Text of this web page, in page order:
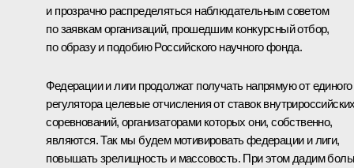
и прозрачно распределяться наблюдательным советом
по заявкам организаций, прошедшим конкурсный отбор,
по образу и подобию Российского научного фонда.
Федерации и лиги продолжат получать напрямую от единого
регулятора целевые отчисления от ставок
соревнований, организаторами которых они, собственно,
являются. Так мы будем мотивировать федерации и лиги,
повышать зрелищность и массовость. При этом дадим